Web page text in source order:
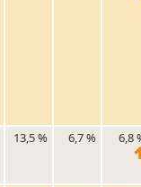
13,5 % 6,7 % 6,8